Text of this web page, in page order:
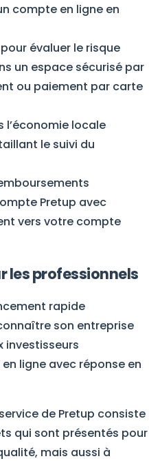
compte en ligne en
évaluer le risque
un espace sécurisé par
ou paiement par carte
l’économie locale
le suivi du
Pretup avec
vers votre compte
les professionnels
rapide
son entreprise
investisseurs
ligne avec réponse en
de Pretup consiste
qui sont présentés pour
mais aussi à